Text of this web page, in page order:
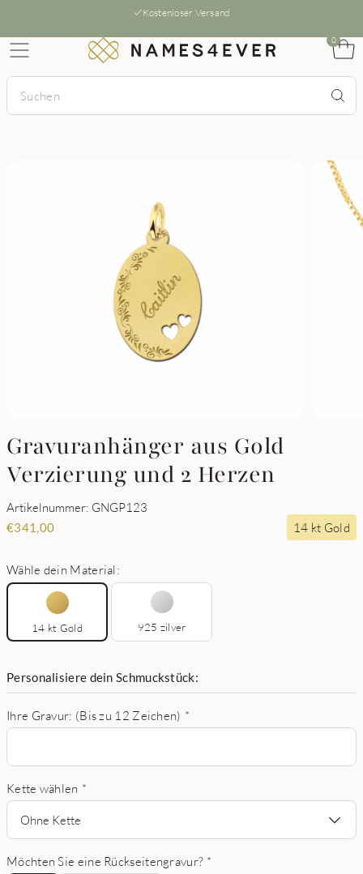
Kostenloser Versand
0
Gravuranhänger aus Gold
Verzierung und 2 Herzen
Artikelnummer: GNGP123
€341,00 14 kt Gold
Wähle dein Material:
14 kt Gold 925 zilver
Personalisiere dein Schmuckstück:
Ihre Gravur: (Bis zu 12 Zeichen) *
Kette wählen *
Ohne Kette
Möchten Sie eine Rückseitengravur? *